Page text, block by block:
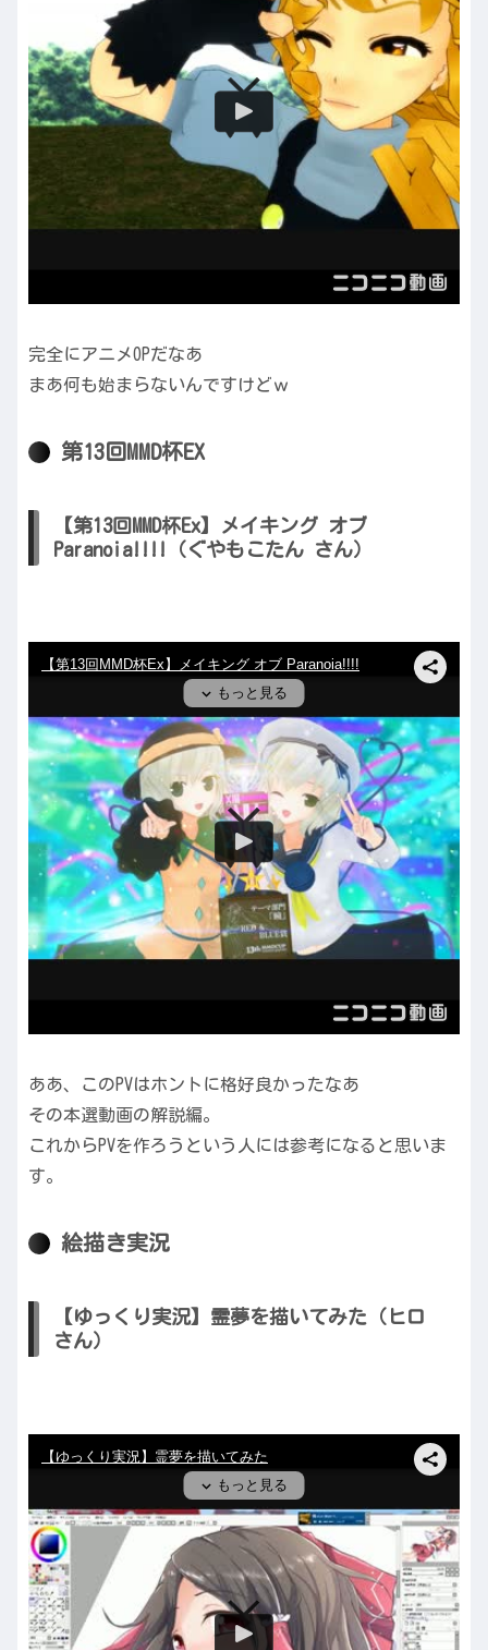
完全にアニメOPだなあ
まあ何も始まらないんですけどｗ
第13回MMD杯EX
【第13回MMD杯Ex】メイキング オブ
Paranoia!!!!（ぐやもこたん さん）
ああ、このPVはホントに格好良かったなあ
その本選動画の解説編。
これからPVを作ろうという人には参考になると思いま
す。
絵描き実況
【ゆっくり実況】霊夢を描いてみた（ヒロ
さん）